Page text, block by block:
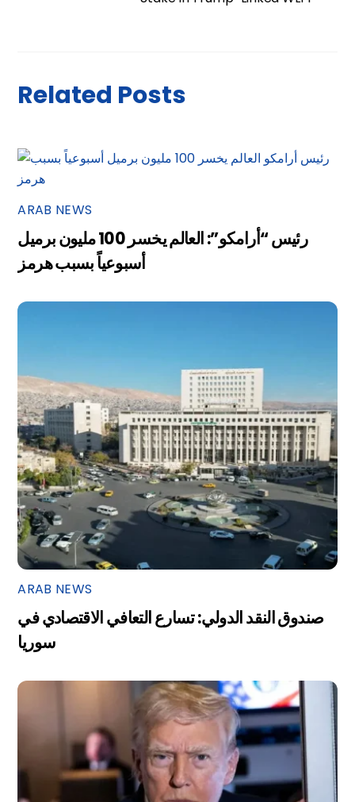
Related Posts
ARAB NEWS
رئيس “أرامكو”: العالم يخسر 100 مليون برميل
أسبوعياً بسبب هرمز
ARAB NEWS
صندوق النقد الدولي: تسارع التعافي الاقتصادي في
سوريا